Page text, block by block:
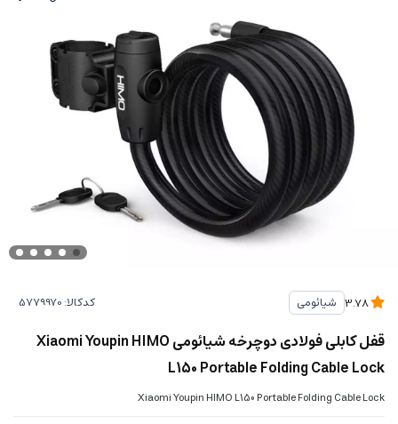
شیائومی کدکالا:
قفل کابلی فولادی دوچرخه شیائومی Xiaomi Youpin HIMO
L150 Portable Folding Cable Lock
Xiaomi Youpin HIMO L150 Portable Folding Cable Lock